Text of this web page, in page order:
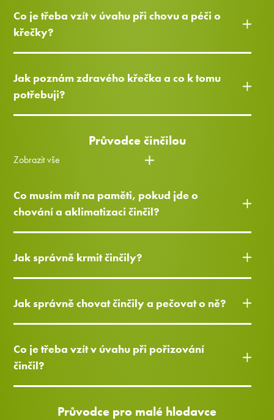
Co je třeba vzít v úvahu při chovu a péči o
křečky?
Jak poznám zdravého křečka a co k tomu
potřebuji?
Průvodce činčilou
Zobrazit vše
Co musím mít na paměti, pokud jde o
chování a aklimatizaci činčil?
Jak správně krmit činčily?
Jak správně chovat činčily a pečovat o ně?
Co je třeba vzít v úvahu při pořizování
činčil?
Průvodce pro malé hlodavce